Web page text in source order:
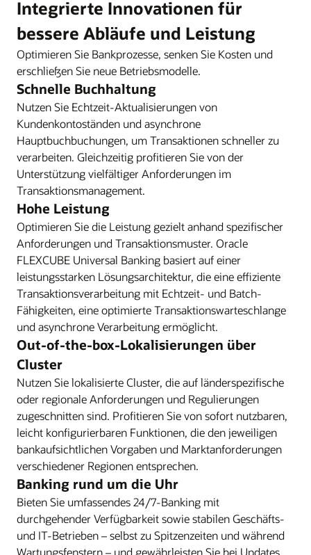
Integrierte Innovationen für
bessere Abläufe und Leistung
Optimieren Sie Bankprozesse, senken Sie Kosten und
erschließen Sie neue Betriebsmodelle.
Schnelle Buchhaltung
Nutzen Sie Echtzeit-Aktualisierungen von
Kundenkontoständen und asynchrone
Hauptbuchbuchungen, um Transaktionen schneller zu
verarbeiten. Gleichzeitig profitieren Sie von der
Unterstützung vielfältiger Anforderungen im
Transaktionsmanagement.
Hohe Leistung
Optimieren Sie die Leistung gezielt anhand spezifischer
Anforderungen und Transaktionsmuster. Oracle
FLEXCUBE Universal Banking basiert auf einer
leistungsstarken Lösungsarchitektur, die eine effiziente
Transaktionsverarbeitung mit Echtzeit- und Batch-
Fähigkeiten, eine optimierte Transaktionswarteschlange
und asynchrone Verarbeitung ermöglicht.
Out-of-the-box-Lokalisierungen über
Cluster
Nutzen Sie lokalisierte Cluster, die auf länderspezifische
oder regionale Anforderungen und Regulierungen
zugeschnitten sind. Profitieren Sie von sofort nutzbaren,
leicht konfigurierbaren Funktionen, die den jeweiligen
bankaufsichtlichen Vorgaben und Marktanforderungen
verschiedener Regionen entsprechen.
Banking rund um die Uhr
Bieten Sie umfassendes 24/7-Banking mit
durchgehender Verfügbarkeit sowie stabilen Geschäfts-
und IT-Betrieben – selbst zu Spitzenzeiten und während
Wartungsfenstern – und gewährleisten Sie bei Updates